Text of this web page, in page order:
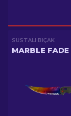
SUSTALI BIÇAK
MARBLE FADE